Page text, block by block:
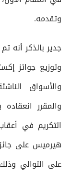
وتقدمه.
جدير بالذكر أنه
وتوزيع جوائز
والأسواق
التكريم في
على التوالي